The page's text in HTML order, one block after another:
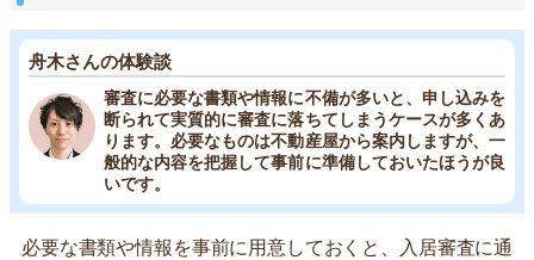
舟木さんの体験談
審査に必要な書類や情報に不備が多いと、申し込みを
断られて実質的に審査に落ちてしまうケースが多くあ
ります。必要なものは不動産屋から案内しますが、一
般的な内容を把握して事前に準備しておいたほうが良
いです。
必要な書類や情報を事前に用意しておくと、入居審査に通